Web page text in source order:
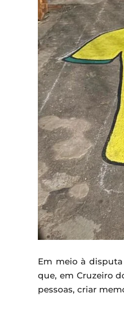
Em meio à
que, em Cruzeiro
pessoas, criar